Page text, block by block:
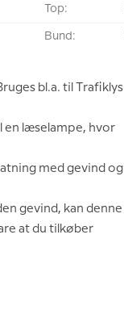
Top:
Bund:
bl.a. til Trafiklys
en læselampe, hvor
med gevind og
gevind, kan denne
at du tilkøber